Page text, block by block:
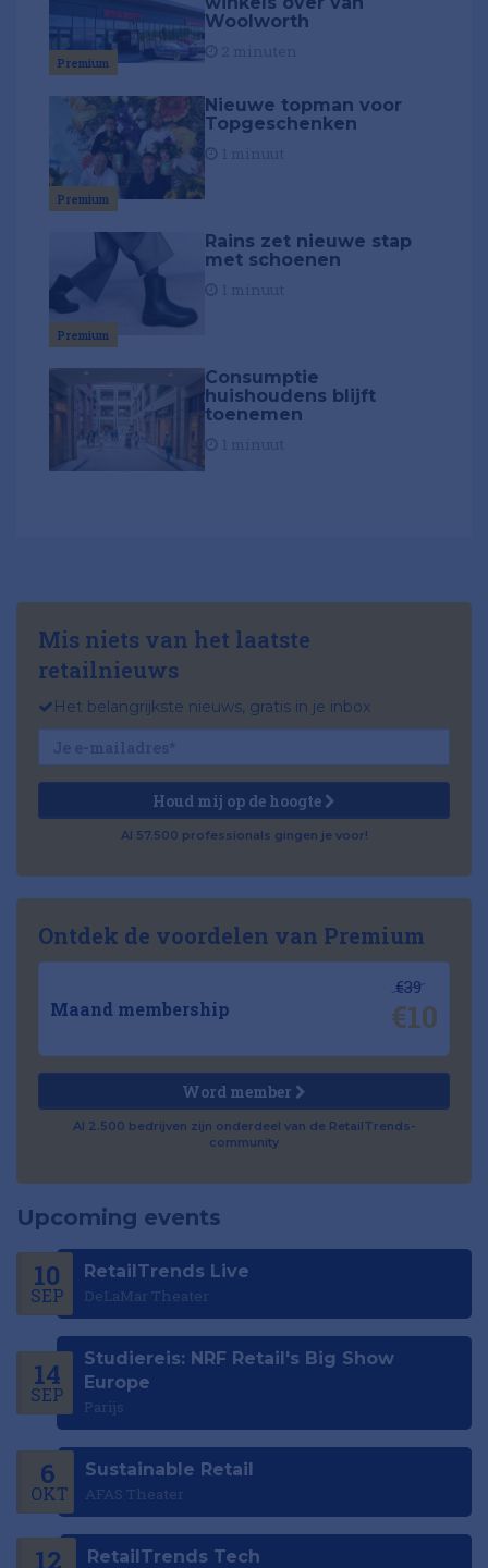
Premium
Woolworth
Premium
Nieuwe topman voor
Topgeschenken
Premium
Rains zet nieuwe stap
met schoenen
Consumptie
huishoudens blijft
toenemen
Mis niets van het laatste
retailnieuws
Het belangrijkste nieuws, gratis in je inbox
Houd mij op de hoogte
Al 57.500 professionals gingen je voor!
Ontdek de voordelen van Premium
Maand membership
€39
€10
Word member
Al 2.500 bedrijven zijn onderdeel van de RetailTrends-
community
Upcoming events
10
SEP
RetailTrends Live
DeLaMar Theater
14
SEP
Studiereis: NRF Retail's Big Show
Europe
Parijs
6
OKT
Sustainable Retail
AFAS Theater
12 RetailTrends Tech